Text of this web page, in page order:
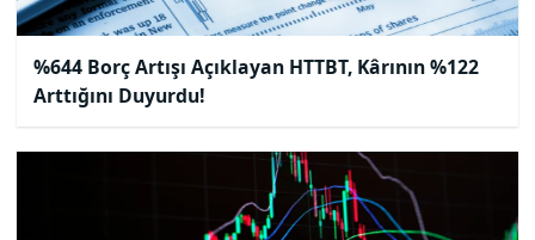
%644 Borç Artışı Açıklayan HTTBT, Kârının %122
Arttığını Duyurdu!